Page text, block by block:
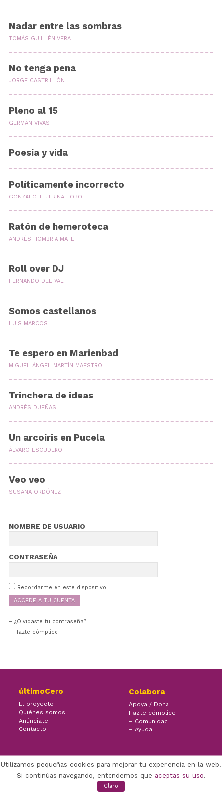
Nadar entre las sombras
TOMÁS GUILLÉN VERA
No tenga pena
JORGE CASTRILLÓN
Pleno al 15
GERMÁN VIVAS
Poesía y vida
Políticamente incorrecto
GONZALO TEJERINA LOBO
Ratón de hemeroteca
ANDRÉS HOMBRIA MATE
Roll over DJ
FERNANDO DEL VAL
Somos castellanos
LUIS MARCOS
Te espero en Marienbad
MIGUEL ÁNGEL MARTÍN MAESTRO
Trinchera de ideas
ANDRÉS DUEÑAS
Un arcoíris en Pucela
ÁLVARO ESCUDERO
Veo veo
SUSANA ORDÓÑEZ
NOMBRE DE USUARIO
CONTRASEÑA
Recordarme en este dispositivo
¿Olvidaste tu contraseña?
– Hazte cómplice
últimoCero
El proyecto
Quiénes somos
Anúnciate
Contacto
Colabora
Apoya / Dona
Hazte cómplice
– Comunidad
– Ayuda
Facebook Twitter Youtube
(CC) ÚLTIMOCERO | 2020
Utilizamos pequeñas cookies para mejorar tu experiencia en la web.
Si continúas navegando, entendemos que aceptas su uso.
¡Claro!